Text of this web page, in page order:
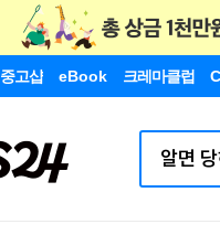
중고샵 eBook 크레마클럽